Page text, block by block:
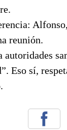
reunión.
autoridades
Eso sí,